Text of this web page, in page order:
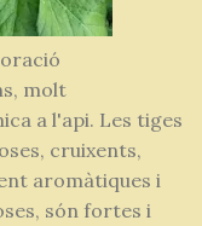
molt
a l'api. Les tiges
cruixents,
aromàtiques i
són fortes i